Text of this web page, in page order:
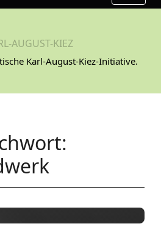
Karl-August-Kiez-Initiative.